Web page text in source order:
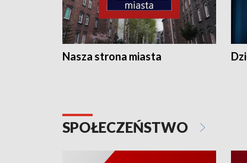
Nasza strona miasta
SPOŁECZEŃSTWO